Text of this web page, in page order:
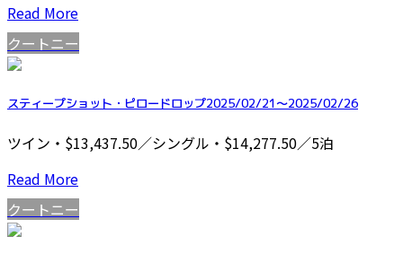
Read More
クートニー
スティープショット・ピロードロップ2025/02/21～2025/02/26
ツイン・$13,437.50／シングル・$14,277.50／5泊
Read More
クートニー